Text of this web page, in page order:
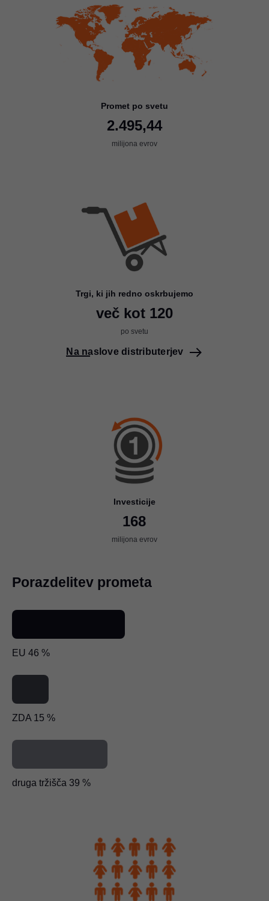
Promet po svetu
2.495,44
milijona evrov
Trgi, ki jih redno oskrbujemo
več kot 120
po svetu
Na naslove distributerjev
Investicije
168
milijona evrov
Porazdelitev prometa
EU 46 %
ZDA 15 %
druga tržišča 39 %